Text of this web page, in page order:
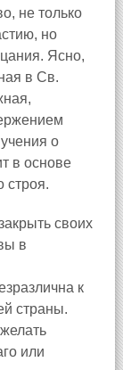
не только
но
Ясно,
в Св.
о
в основе
строя.
своих
в
к
страны.
или